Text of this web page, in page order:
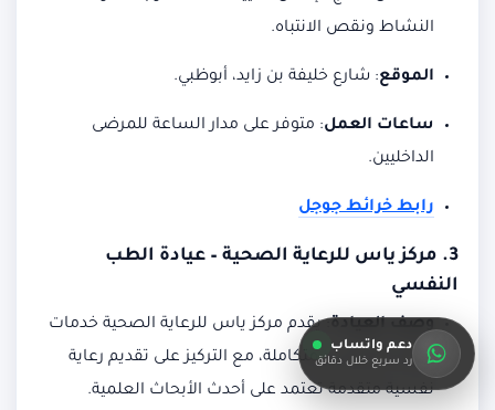
النشاط ونقص الانتباه.
الموقع: شارع خليفة بن زايد، أبوظبي.
ساعات العمل: متوفر على مدار الساعة للمرضى
الداخليين.
رابط خرائط جوجل
3. مركز ياس للرعاية الصحية – عيادة الطب
النفسي
:يقدم مركز ياس للرعاية الصحية خدمات
الطب النفسي المتكاملة، مع التركيز على تقديم رعاية
نفسية متقدمة تعتمد على أحدث الأبحاث العلمية.
دعم واتساب
رد سريع خلال دقائق